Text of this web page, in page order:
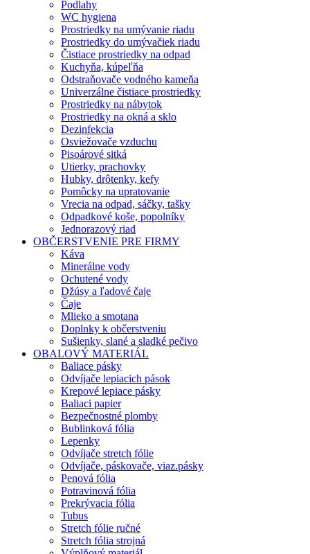
Podlahy
WC hygiena
Prostriedky na umývanie riadu
Prostriedky do umývačiek riadu
Čistiace prostriedky na odpad
Kuchyňa, kúpeľňa
Odstraňovače vodného kameňa
Univerzálne čistiace prostriedky
Prostriedky na nábytok
Prostriedky na okná a sklo
Dezinfekcia
Osviežovače vzduchu
Pisoárové sitká
Utierky, prachovky
Hubky, drôtenky, kefy
Pomôcky na upratovanie
Vrecia na odpad, sáčky, tašky
Odpadkové koše, popolníky
Jednorazový riad
OBČERSTVENIE PRE FIRMY
Káva
Minerálne vody
Ochutené vody
Džúsy a ľadové čaje
Čaje
Mlieko a smotana
Doplnky k občerstveniu
Sušienky, slané a sladké pečivo
OBALOVÝ MATERIÁL
Baliace pásky
Odvíjače lepiacich pások
Krepové lepiace pásky
Baliaci papier
Bezpečnostné plomby
Bublinková fólia
Lepenky
Odvíjače stretch fólie
Odvíjače, páskovače, viaz.pásky
Penová fólia
Potravinová fólia
Prekrývacia fólia
Tubus
Stretch fólie ručné
Stretch fólia strojná